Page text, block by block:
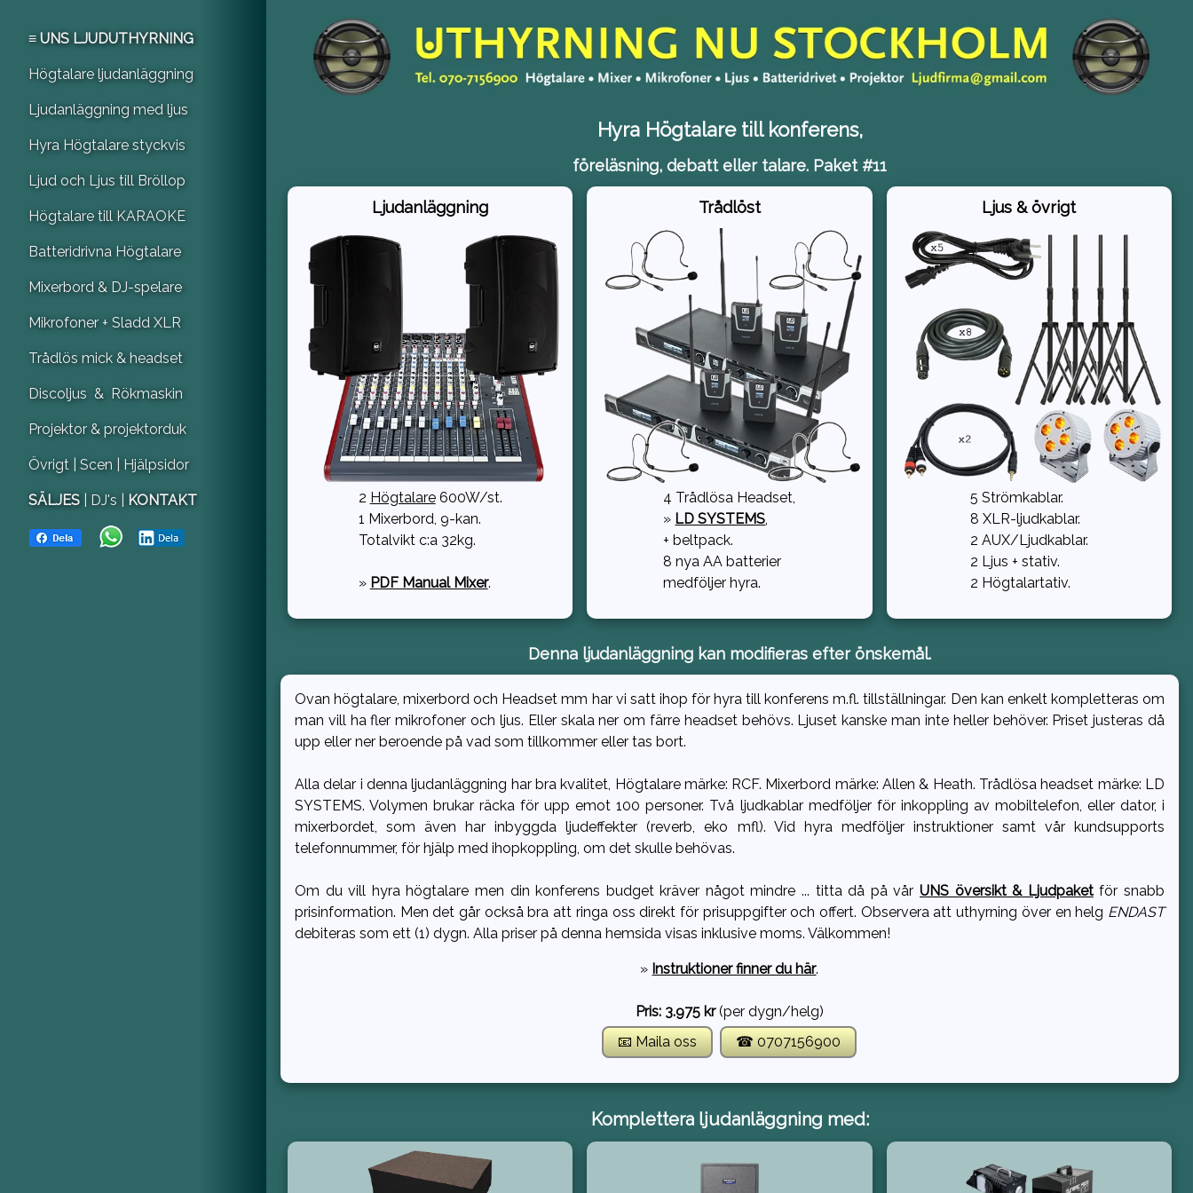
≡ UNS LJUDUTHYRNING
Högtalare ljudanläggning
Ljudanläggning med ljus
Hyra Högtalare styckvis
Ljud och Ljus till Bröllop
Högtalare till KARAOKE
Batteridrivna Högtalare
Mixerbord & DJ-spelare
Mikrofoner + Sladd XLR
Trådlös mick & headset
Discoljus & Rökmaskin
Projektor & projektorduk
Övrigt | Scen | Hjälpsidor
SÄLJES | DJ's | KONTAKT
Hyra Högtalare till konferens,
föreläsning, debatt eller talare. Paket #11
Ljudanläggning
2 Högtalare600W/st.
1 Mixerbord, 9-kan.
Totalvikt c:a 32kg.
» PDF Manual Mixer.
Trådlöst
4 Trådlösa Headset,
» LD SYSTEMS,
+ beltpack.
8 nya AA batterier
medföljer hyra.
Ljus & övrigt
5 Strömkablar.
8 XLR-ljudkablar.
2 AUX/Ljudkablar.
2 Ljus + stativ.
2 Högtalartativ.
Denna ljudanläggning kan modifieras efter önskemål.
Ovan högtalare, mixerbord och Headset mm har vi satt ihop för hyra till konferens m.fl. tillställningar. Den kan enkelt kompletteras om
man vill ha fler mikrofoner och ljus. Eller skala ner om färre headset behövs. Ljuset kanske man inte heller behöver. Priset justeras då
upp eller ner beroende på vad som tillkommer eller tas bort.
Alla delar i denna ljudanläggning har bra kvalitet, Högtalare märke: RCF. Mixerbord märke: Allen & Heath. Trådlösa headset märke: LD
SYSTEMS. Volymen brukar räcka för upp emot 100 personer. Två ljudkablar medföljer för inkoppling av mobiltelefon, eller dator, i
mixerbordet, som även har inbyggda ljudeffekter (reverb, eko mfl). Vid hyra medföljer instruktioner samt vår kundsupports
telefonnummer, för hjälp med ihopkoppling, om det skulle behövas.
Om du vill hyra högtalare men din konferens budget kräver något mindre ... titta då på vårUNS översikt & Ljudpaketför snabb
prisinformation. Men det går också bra att ringa oss direkt för prisuppgifter och offert. Observera att uthyrning över en helg ENDAST
debiteras som ett (1) dygn. Alla priser på denna hemsida visas inklusive moms. Välkommen!
» Instruktioner finner du här.
Pris: 3.975 kr(per dygn/helg)
📧 Maila oss
☎ 0707156900
Komplettera ljudanläggning med: